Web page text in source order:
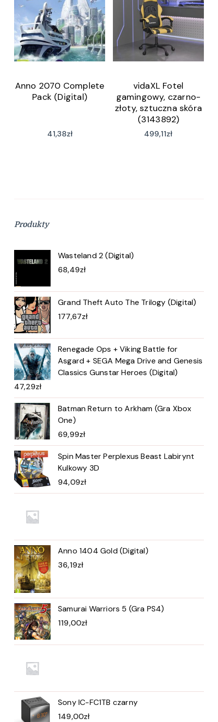
Anno 2070 Complete
Pack (Digital)
41,38zł
vidaXL Fotel
gamingowy, czarno-
złoty, sztuczna skóra
(3143892)
499,11zł
Produkty
Wasteland 2 (Digital)
68,49zł
Grand Theft Auto The Trilogy (Digital)
177,67zł
Renegade Ops + Viking Battle for
Asgard + SEGA Mega Drive and Genesis
Classics Gunstar Heroes (Digital)
47,29zł
Batman Return to Arkham (Gra Xbox
One)
69,99zł
Spin Master Perplexus Beast Labirynt
Kulkowy 3D
94,09zł
Anno 1404 Gold (Digital)
36,19zł
Samurai Warriors 5 (Gra PS4)
119,00zł
Sony IC-FC1TB czarny
149,00zł